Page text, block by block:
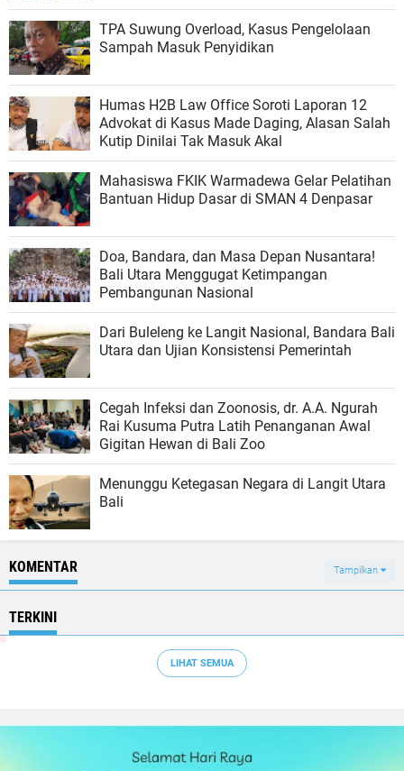
TPA Suwung Overload, Kasus Pengelolaan
Sampah Masuk Penyidikan
Humas H2B Law Office Soroti Laporan 12
Advokat di Kasus Made Daging, Alasan Salah
Kutip Dinilai Tak Masuk Akal
Mahasiswa FKIK Warmadewa Gelar Pelatihan
Bantuan Hidup Dasar di SMAN 4 Denpasar
Doa, Bandara, dan Masa Depan Nusantara!
Bali Utara Menggugat Ketimpangan
Pembangunan Nasional
Dari Buleleng ke Langit Nasional, Bandara Bali
Utara dan Ujian Konsistensi Pemerintah
Cegah Infeksi dan Zoonosis, dr. A.A. Ngurah
Rai Kusuma Putra Latih Penanganan Awal
Gigitan Hewan di Bali Zoo
Menunggu Ketegasan Negara di Langit Utara
Bali
KOMENTAR Tampilkan
TERKINI
LIHAT SEMUA